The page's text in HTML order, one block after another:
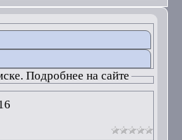
Подробнее на сайте